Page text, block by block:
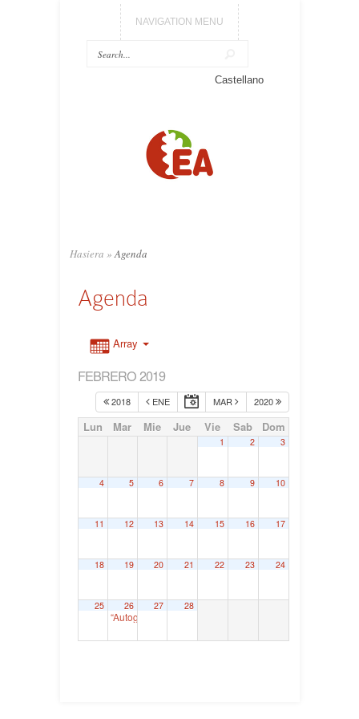
NAVIGATION MENU
Castellano
Hasiera » Agenda
Agenda
Array
FEBRERO 2019
2018 ENE MAR 2020
Lun Mar Mie Jue Vie Sab Dom
1 2 3
4 5 6 7 8 9 10
11 12 13 14 15 16 17
18 19 20 21 22 23 24
25 26
“Autogobernu ponentzia. Estatus politiko berri baten
27 28